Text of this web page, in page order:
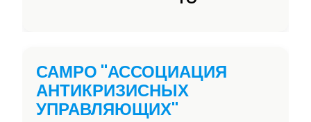
САМРО "АССОЦИАЦИЯ
АНТИКРИЗИСНЫХ
УПРАВЛЯЮЩИХ"